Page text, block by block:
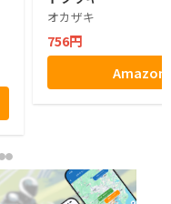
オカザキ
756円
Amazon